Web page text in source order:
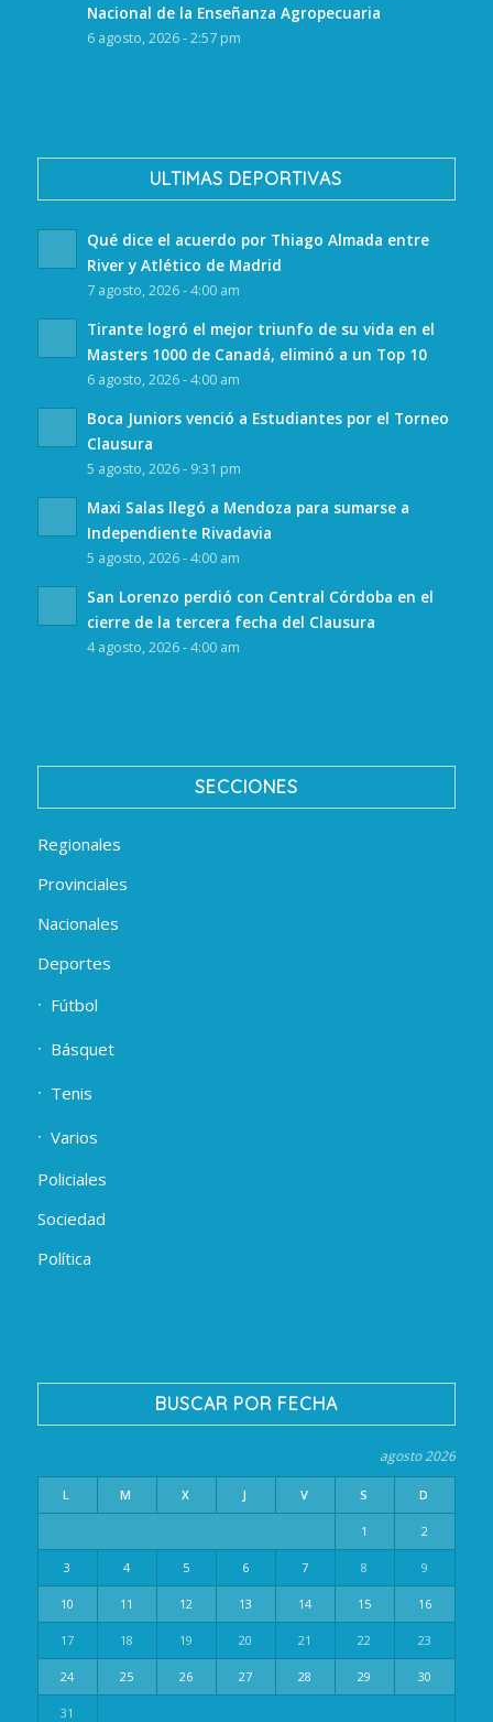
Nacional de la Enseñanza Agropecuaria
6 agosto, 2026 - 2:57 pm
ULTIMAS DEPORTIVAS
Qué dice el acuerdo por Thiago Almada entre
River y Atlético de Madrid
7 agosto, 2026 - 4:00 am
Tirante logró el mejor triunfo de su vida en el
Masters 1000 de Canadá, eliminó a un Top 10
6 agosto, 2026 - 4:00 am
Boca Juniors venció a Estudiantes por el Torneo
Clausura
5 agosto, 2026 - 9:31 pm
Maxi Salas llegó a Mendoza para sumarse a
Independiente Rivadavia
5 agosto, 2026 - 4:00 am
San Lorenzo perdió con Central Córdoba en el
cierre de la tercera fecha del Clausura
4 agosto, 2026 - 4:00 am
SECCIONES
Regionales
Provinciales
Nacionales
Deportes
Fútbol
Básquet
Tenis
Varios
Policiales
Sociedad
Política
BUSCAR POR FECHA
agosto 2026
L M X J V S D
1 2
3 4 5 6 7 8 9
10 11 12 13 14 15 16
17 18 19 20 21 22 23
24 25 26 27 28 29 30
31